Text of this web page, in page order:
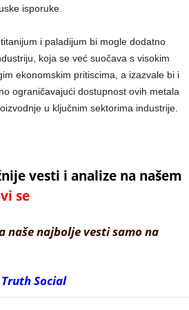
isporuke.
i paladijum bi mogle dodatno
koja se već suočava s visokim
ekonomskim pritiscima, a izazvale bi i
ograničavajući dostupnost ovih metala
u ključnim sektorima industrije.
vesti i analize na našem
se
naše najbolje vesti samo na
Truth Social